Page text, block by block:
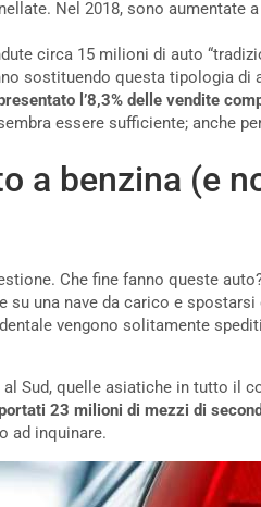
Nel 2018, sono aumentate
circa 15 milioni di auto
sostituendo questa tipologia
l’8,3% delle vendite
essere sufficiente; anche
a benzina (e
Che fine fanno queste
una nave da carico e
vengono solitamente
Sud, quelle asiatiche in tutto il
23 milioni di mezzi di
ad inquinare.